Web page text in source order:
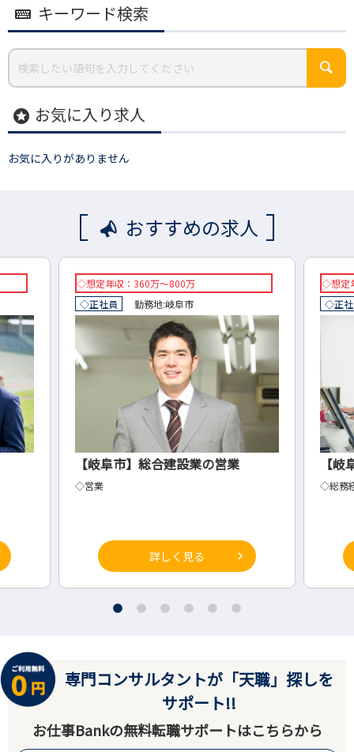
キーワード検索
stars お気に入り求人
お気に入りがありません
おすすめの求人
◇想定年収：360万～800万
◇正社員
勤務地:岐阜市
【岐阜市】総合建設業の営業
◇営業
詳しく見る
◇想定
◇正
【
◇総務
専門コンサルタントが「天職」探しを
サポート!!
お仕事Bankの無料転職サポートはこちらから